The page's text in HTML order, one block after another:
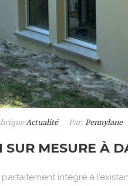
Actualité Par: Pennylane
SUR MESURE À
intégré à